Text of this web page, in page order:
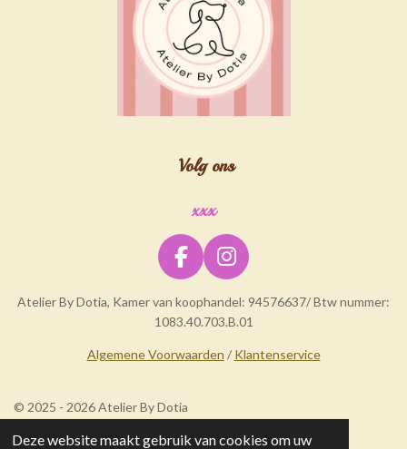
Deze website maakt gebruik van cookies om uw
Volg ons
xxx
F
c
e
b
k
I
s
t
a
a
m
Atelier By Dotia, Kamer van koophandel: 94576637/ Btw nummer:
1083.40.703.B.01
Algemene Voorwaarden / Klantenservice
© 2025 - 2026 Atelier By Dotia